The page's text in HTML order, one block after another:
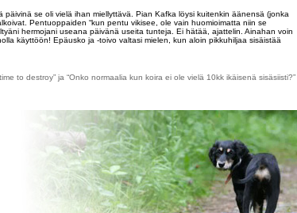
se oli vielä ihan miellyttävä. Pian Kafka löysi kuitenkin äänensä (jonka
Pentuoppaiden “kun pentu vikisee, ole vain huomioimatta niin se
hermojani useana päivänä useita tunteja. Ei hätää, ajattelin. Ainahan voin
käyttöön! Epäusko ja -toivo valtasi mielen, kun aloin pikkuhiljaa sisäistää
to destroy” ja “Onko normaalia kun koira ei ole vielä 10kk ikäisenä sisäsiisti?”